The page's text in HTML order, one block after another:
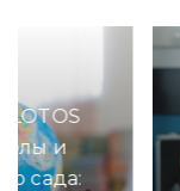
LOTOS
и
сада: